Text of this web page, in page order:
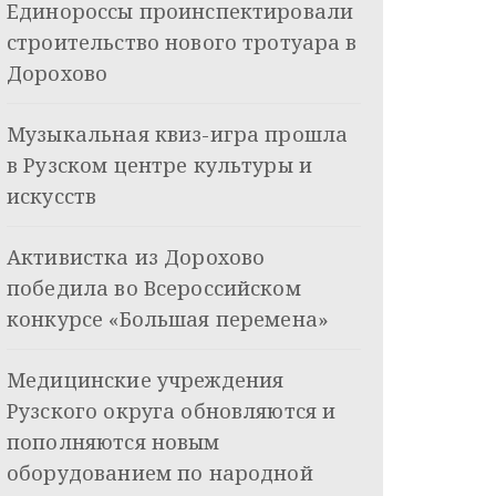
Единороссы проинспектировали
строительство нового тротуара в
Дорохово
Музыкальная квиз-игра прошла
в Рузском центре культуры и
искусств
Активистка из Дорохово
победила во Всероссийском
конкурсе «Большая перемена»
Медицинские учреждения
Рузского округа обновляются и
пополняются новым
оборудованием по народной